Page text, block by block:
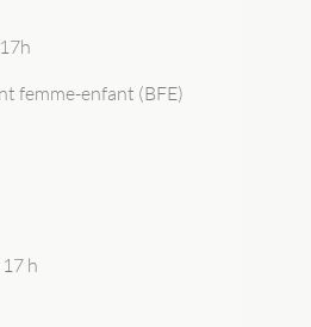
femme-enfant (BFE)
h